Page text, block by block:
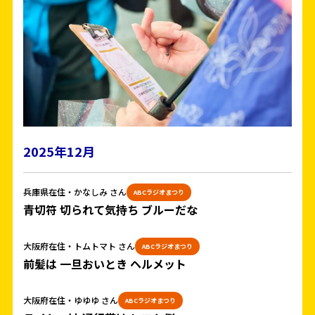
2025年12月
兵庫県在住・かなしみ さん ABCラジオまつり
青切符 切られて気持ち ブルーだな
大阪府在住・トムトマト さん ABCラジオまつり
前髪は 一旦おいとき ヘルメット
大阪府在住・ゆゆゆ さん ABCラジオまつり